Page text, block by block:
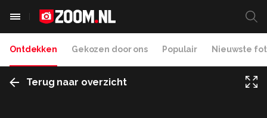
Ontdekken Gekozen door ons Populair Nieuwste
Terug naar overzicht